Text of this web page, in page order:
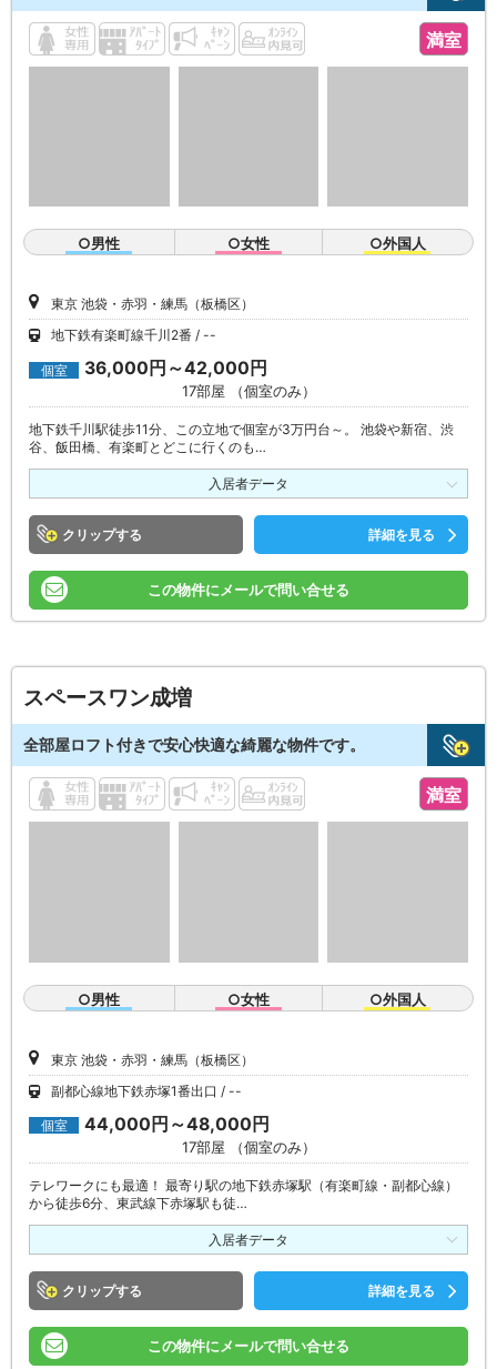
満室
○男性 ○女性 ○外国人
東京 池袋・赤羽・練馬（板橋区）
地下鉄有楽町線千川2番
--
個室 36,000円～42,000円
17部屋 （個室のみ）
地下鉄千川駅徒歩11分、この立地で個室が3万円台～。 池袋や新宿、渋
谷、飯田橋、有楽町とどこに行くのも…
入居者データ
クリップ 詳細を見る
この物件にメールで問い合せる
スペースワン成増
全部屋ロフト付きで安心快適な綺麗な物件です。
満室
○男性 ○女性 ○外国人
東京 池袋・赤羽・練馬（板橋区）
副都心線地下鉄赤塚1番出口
--
個室 44,000円～48,000円
17部屋 （個室のみ）
テレワークにも最適！ 最寄り駅の地下鉄赤塚駅（有楽町線・副都心線）
から徒歩6分、東武線下赤塚駅も徒…
入居者データ
クリップ 詳細を見る
この物件にメールで問い合せる